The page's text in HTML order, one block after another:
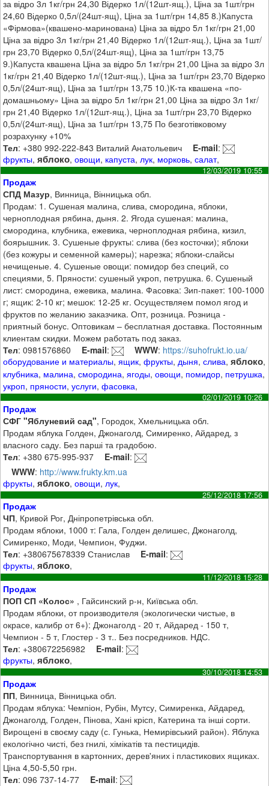
за відро 3л 1кг/грн 24,30 Відерко 1л/(12шт-ящ.), Ціна за 1шт/грн
24,60 Відерко 0,5л/(24шт-ящ), Ціна за 1шт/грн 14,85 8.)Капуста
«Фірмова»(квашено-маринована) Ціна за відро 5л 1кг/грн 21,00
Ціна за відро 3л 1кг/грн 21,40 Відерко 1л/(12шт-ящ.), Ціна за 1шт/
грн 23,70 Відерко 0,5л/(24шт-ящ), Ціна за 1шт/грн 13,75
9.)Капуста квашена Ціна за відро 5л 1кг/грн 21,00 Ціна за відро 3л
1кг/грн 21,40 Відерко 1л/(12шт-ящ.), Ціна за 1шт/грн 23,70 Відерко
0,5л/(24шт-ящ), Ціна за 1шт/грн 13,75 10.)К-та квашена «по-
домашньому» Ціна за відро 5л 1кг/грн 21,00 Ціна за відро 3л 1кг/
грн 21,40 Відерко 1л/(12шт-ящ.), Ціна за 1шт/грн 23,70 Відерко
0,5л/(24шт-ящ), Ціна за 1шт/грн 13,75 По безготівковому
розрахунку +10%
Тел: +380 992-222-843 Виталий Анатольевич E-mail:
фрукты,яблоко,овощи, капуста, лук, морковь,салат,
12/03/2019 10:55
Продаж
СПД Мазур, Винница, Вінницька обл.
Продам: 1. Сушеная малина, слива, смородина, яблоки,
черноплодная рябина, дыня. 2. Ягода сушеная: малина,
смородина, клубника, ежевика, черноплодная рябина, кизил,
боярышник. 3. Сушеные фрукты: слива (без косточки); яблоки
(без кожуры и семенной камеры); нарезка; яблоки-слайсы
нечищеные. 4. Сушеные овощи: помидор без специй, со
специями, 5. Пряности: сушеный укроп, петрушка. 6. Сушеный
лист: смородина, ежевика, малина. Фасовка: Зип-пакет: 100-1000
г; ящик: 2-10 кг; мешок: 12-25 кг. Осуществляем помол ягод и
фруктов по желанию заказчика. Опт, розница. Розница -
приятный бонус. Оптовикам – бесплатная доставка. Постоянным
клиентам скидки. Можем работать под заказ.
Тел: 0981576860 E-mail: WWW: https://suhofrukt.io.ua/
оборудование и материалы,ящик,фрукты,дыня,слива,яблоко,
клубника, малина,смородина,ягоды,овощи, помидор, петрушка,
укроп, пряности,услуги,фасовка,
02/01/2019 10:26
Продаж
СФГ "Яблуневий сад", Городок, Хмельницька обл.
Продам яблука Голден, Джонаголд, Симиренко, Айдаред, з
власного саду. Без парші та градобою.
Тел: +380 675-995-937 E-mail:
WWW: http://www.frukty.km.ua
фрукты,яблоко,овощи, лук,
25/12/2018 17:56
Продаж
ЧП, Кривой Рог, Дніпропетрівська обл.
Продам яблоки, 1000 т: Гала, Голден делишес, Джонаголд,
Симиренко, Моди, Чемпион, Фуджи.
Тел: +380675678339 Станислав E-mail:
фрукты,яблоко,
11/12/2018 15:28
Продаж
ПОП СП «Колос» , Гайсинский р-н, Київська обл.
Продам яблоки, от производителя (экологически чистые, в
окрасе, калибр от 6+): Джонаголд - 20 т, Айдаред - 150 т,
Чемпион - 5 т, Глостер - 3 т.. Без посредников. НДС.
Тел: +380672256982 E-mail:
фрукты,яблоко,
30/10/2018 14:53
Продаж
ПП, Винница, Вінницька обл.
Продам яблука: Чемпіон, Рубін, Мутсу, Симиренка, Айдаред,
Джонаголд, Голден, Пінова, Хані крісп, Катерина та інші сорти.
Вирощені в своєму саду (с. Гунька, Немирівський район). Яблука
екологічно чисті, без гнилі, хімікатів та пестицидів.
Транспортування в картонних, дерев'яних і пластикових ящиках.
Ціна 4,50-5,50 грн.
Тел: 096 737-14-77 E-mail: